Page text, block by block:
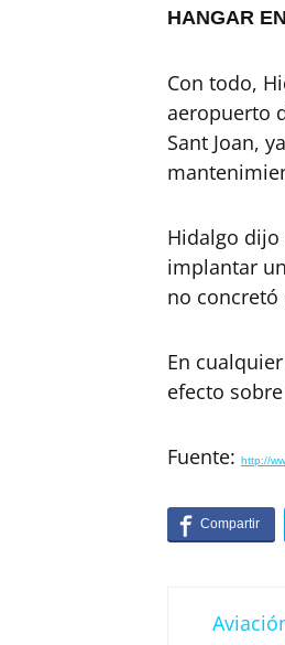
HANGAR
Con todo,
aeropuerto
Sant Joan,
Hidalgo dijo
implantar
no
En
efecto
Fuente: http://